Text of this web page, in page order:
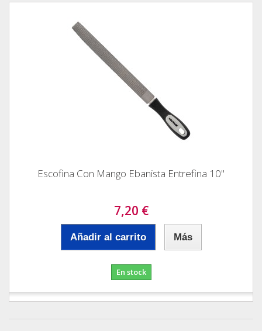
Escofina Con Mango Ebanista Entrefina 10"
7,20 €
Añadir al carrito Más
En stock